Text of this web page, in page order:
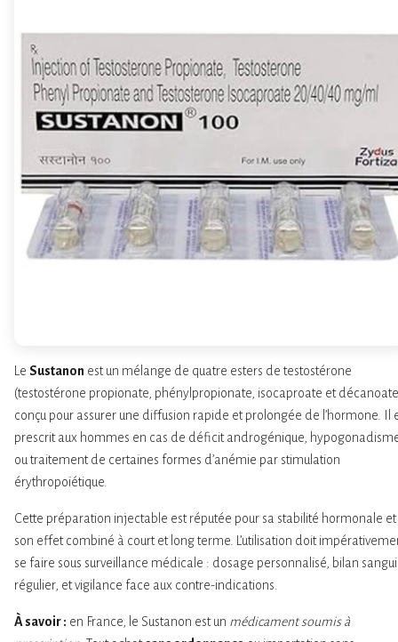
Le Sustanon est un mélange de quatre esters de testostérone
(testostérone propionate, phénylpropionate, isocaproate et
conçu pour assurer une diffusion rapide et prolongée de l’hormone. Il
prescrit aux hommes en cas de déficit androgénique,
ou traitement de certaines formes d’anémie par stimulation
érythropoïétique.
Cette préparation injectable est réputée pour sa stabilité hormonale et
son effet combiné à court et long terme. L’utilisation doit
se faire sous surveillance médicale : dosage personnalisé, bilan
régulier, et vigilance face aux contre-indications.
À savoir : en France, le Sustanon est un médicament soumis à